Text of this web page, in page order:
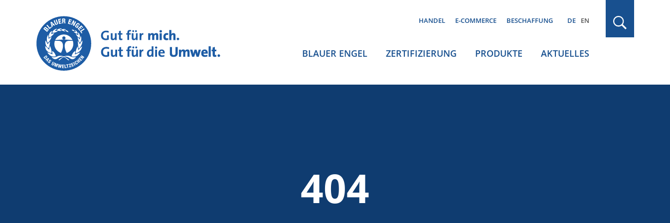
HANDEL E-COMMERCE BESCHAFFUNG DE EN
BLAUER ENGEL ZERTIFIZIERUNG PRODUKTE AKTUELLES
404